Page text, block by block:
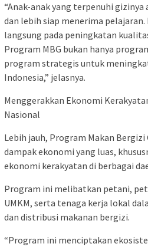
“Anak-anak yang terpenuhi
dan lebih siap menerima
langsung pada peningkatan
Program MBG bukan hanya
program strategis untuk
Indonesia,” jelasnya.
Menggerakkan Ekonomi
Nasional
Lebih jauh, Program Makan
dampak ekonomi yang luas,
ekonomi kerakyatan di berbagai
Program ini melibatkan petani,
UMKM, serta tenaga kerja lokal
dan distribusi makanan bergizi.
“Program ini menciptakan